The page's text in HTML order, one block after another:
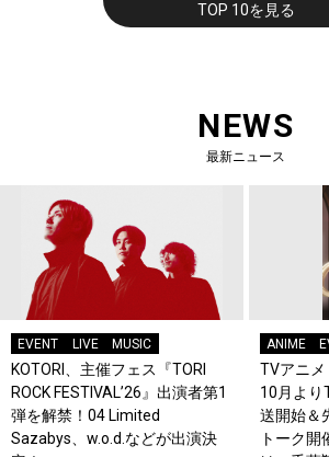
TOP 10を見る
NEWS
最新ニュース
EVENT LIVE MUSIC
KOTORI、主催フェス『TORI
ROCK FESTIVAL’26』出演者第1
弾を解禁！04 Limited
Sazabys、w.o.d.などが出演決
ANIME
TVアニメ
10月より
送開始＆
トーク開